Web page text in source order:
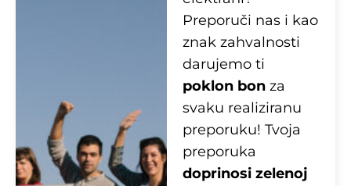
Preporuči nas i kao
znak zahvalnosti
darujemo ti
poklon bon za
svaku realiziranu
preporuku! Tvoja
preporuka
doprinosi zelenoj